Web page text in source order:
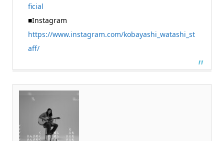
ficial
■Instagram
https://www.instagram.com/kobayashi_watashi_st
aff/